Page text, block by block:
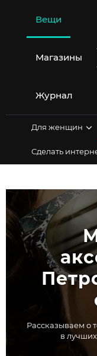
содержимому
Вещи
Магазины
Журнал
Для женщин
Сделать
Рассказываем о
в